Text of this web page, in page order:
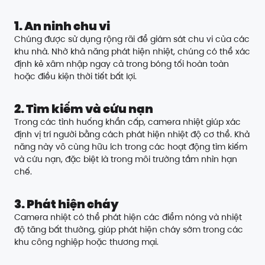
1. An ninh chu vi
Chúng được sử dụng rộng rãi để giám sát chu vi của các
khu nhà. Nhờ khả năng phát hiện nhiệt, chúng có thể xác
định kẻ xâm nhập ngay cả trong bóng tối hoàn toàn
hoặc điều kiện thời tiết bất lợi.
2. Tìm kiếm và cứu nạn
Trong các tình huống khẩn cấp, camera nhiệt giúp xác
định vị trí người bằng cách phát hiện nhiệt độ cơ thể. Khả
năng này vô cùng hữu ích trong các hoạt động tìm kiếm
và cứu nạn, đặc biệt là trong môi trường tầm nhìn hạn
chế.
3. Phát hiện cháy
Camera nhiệt có thể phát hiện các điểm nóng và nhiệt
độ tăng bất thường, giúp phát hiện cháy sớm trong các
khu công nghiệp hoặc thương mại.